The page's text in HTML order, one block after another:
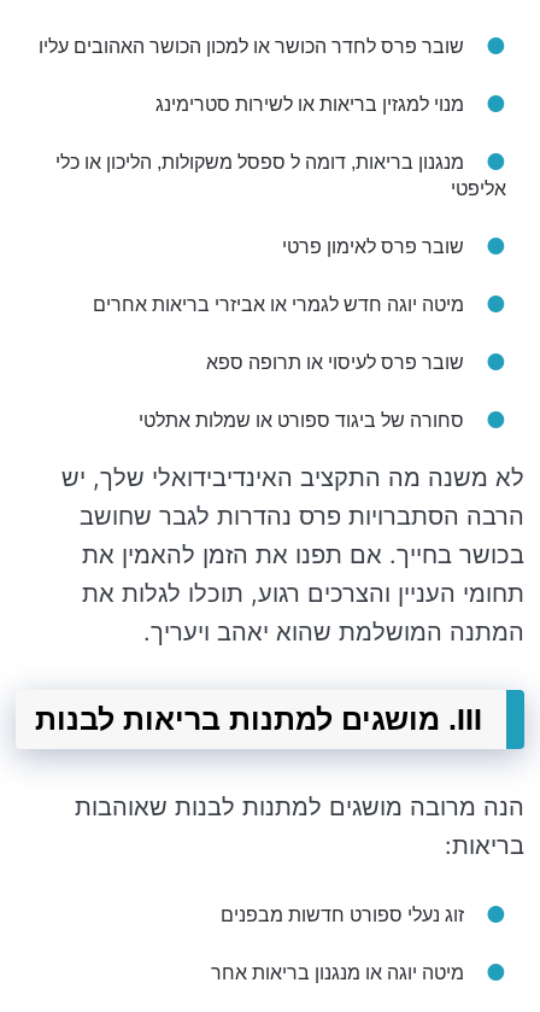
שובר פרס לחדר הכושר או למכון הכושר האהובים עליו
מנוי למגזין בריאות או לשירות סטרימינג
מנגנון בריאות, דומה ל ספסל משקולות, הליכון או כלי
אליפטי
שובר פרס לאימון פרטי
מיטה יוגה חדש לגמרי או אביזרי בריאות אחרים
שובר פרס לעיסוי או תרופה ספא
סחורה של ביגוד ספורט או שמלות אתלטי
לא משנה מה התקציב האינדיבידואלי שלך, יש
הרבה הסתברויות פרס נהדרות לגבר שחושב
בכושר בחייך. אם תפנו את הזמן להאמין את
תחומי העניין והצרכים רגוע, תוכלו לגלות את
המתנה המושלמת שהוא יאהב ויעריך.
III. מושגים למתנות בריאות לבנות
הנה מרובה מושגים למתנות לבנות שאוהבות
בריאות:
זוג נעלי ספורט חדשות מבפנים
מיטה יוגה או מנגנון בריאות אחר